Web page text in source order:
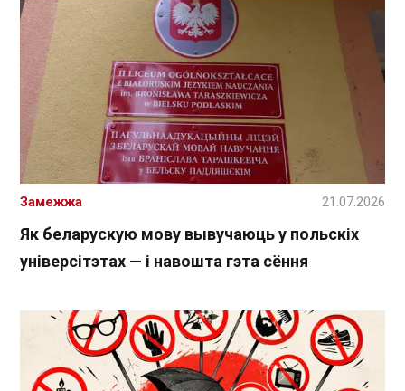
Як беларускую мову вывучаюць у польскіх
універсітэтах — і навошта гэта сёння
Замежжа 21.07.2026